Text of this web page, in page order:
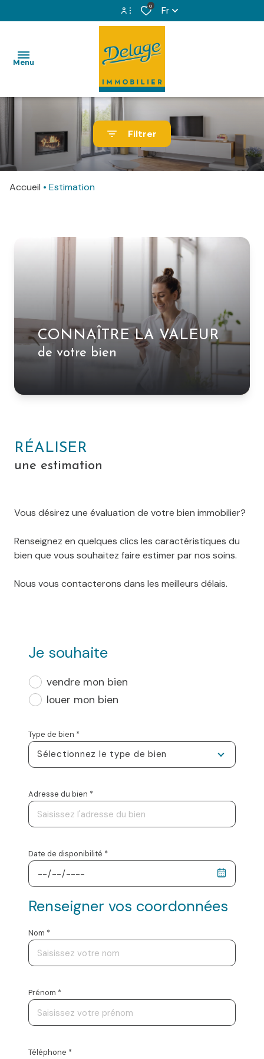
Espace propriétaire
0 Fr
Menu
LOCATIONS
PROFESSIONNEL
LOCATIVE
PARRAINAGE
CONTACT
Filtrer
Accueil Estimation
CONNAÎTRE LA VALEUR
de votre bien
RÉALISER
une estimation
Vous désirez une évaluation de votre bien immobilier?
Renseignez en quelques clics les caractéristiques du
bien que vous souhaitez faire estimer par nos soins.
Nous vous contacterons dans les meilleurs délais.
Je souhaite
vendre mon bien
louer mon bien
Type de bien *
Sélectionnez le type de bien
Adresse du bien *
Date de disponibilité *
Renseigner vos coordonnées
Nom *
Prénom *
Téléphone *